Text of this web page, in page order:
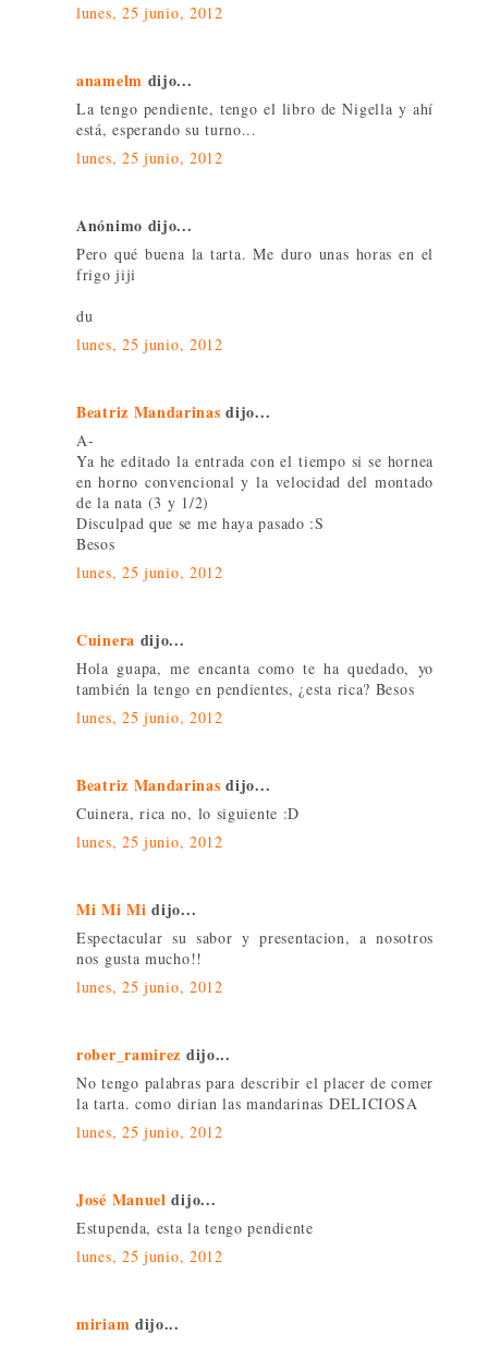
lunes, 25 junio, 2012
anamelm dijo...
La tengo pendiente, tengo el libro de Nigella y ahí
está, esperando su turno...
lunes, 25 junio, 2012
Anónimo dijo...
Pero qué buena la tarta. Me duro unas horas en el
frigo jiji
du
lunes, 25 junio, 2012
Beatriz Mandarinas dijo...
A-
Ya he editado la entrada con el tiempo si se hornea
en horno convencional y la velocidad del montado
de la nata (3 y 1/2)
Disculpad que se me haya pasado :S
Besos
lunes, 25 junio, 2012
Cuinera dijo...
Hola guapa, me encanta como te ha quedado, yo
también la tengo en pendientes, ¿esta rica? Besos
lunes, 25 junio, 2012
Beatriz Mandarinas dijo...
Cuinera, rica no, lo siguiente :D
lunes, 25 junio, 2012
Mi Mi Mi dijo...
Espectacular su sabor y presentacion, a nosotros
nos gusta mucho!!
lunes, 25 junio, 2012
rober_ramirez dijo...
No tengo palabras para describir el placer de comer
la tarta. como dirian las mandarinas DELICIOSA
lunes, 25 junio, 2012
José Manuel dijo...
Estupenda, esta la tengo pendiente
lunes, 25 junio, 2012
miriam dijo...